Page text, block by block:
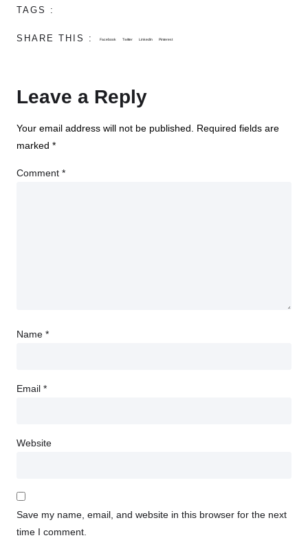
TAGS :
SHARE THIS : Facebook Twitter LinkedIn Pinterest
Leave a Reply
Your email address will not be published.
Required fields are
marked *
Comment *
Name *
Email *
Website
Save my name, email, and website in this browser for the next
time I comment.